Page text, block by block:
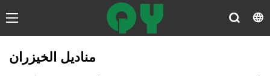
مناديل الخيزران